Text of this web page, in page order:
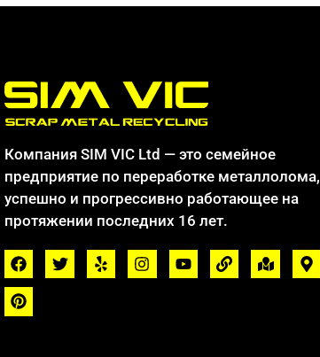
Компания SIM VIC Ltd — это семейное
предприятие по переработке металлолома,
успешно и прогрессивно работающее на
протяжении последних 16 лет.